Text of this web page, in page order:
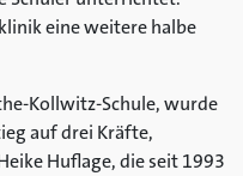
eine weitere halbe
Kollwitz-Schule, wurde
auf drei Kräfte,
Huflage, die seit 1993